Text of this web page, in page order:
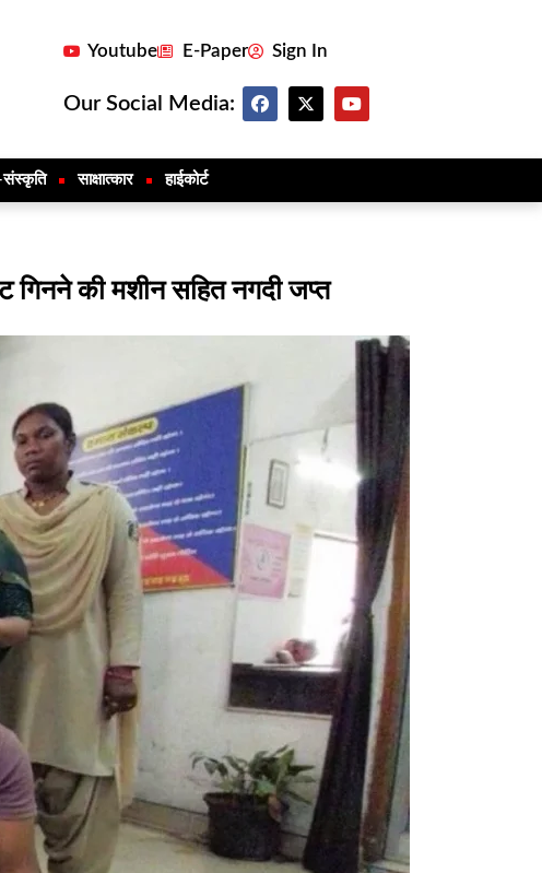
Youtube E-Paper Sign In
Our Social Media:
संस्कृति साक्षात्कार हाईकोर्ट
गिनने की मशीन सहित नगदी जप्त